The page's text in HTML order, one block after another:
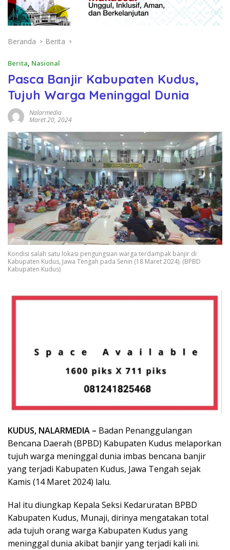
Beranda Berita
Berita, Nasional
Pasca Banjir Kabupaten Kudus,
Tujuh Warga Meninggal Dunia
Nalarmedia
Maret 20, 2024
Kondisi salah satu lokasi pengungsian warga terdampak banjir di
Kabupaten Kudus, Jawa Tengah pada Senin (18 Maret 2024). (BPBD
Kabupaten Kudus)
KUDUS, NALARMEDIA – Badan Penanggulangan
Bencana Daerah (BPBD) Kabupaten Kudus melaporkan
tujuh warga meninggal dunia imbas bencana banjir
yang terjadi Kabupaten Kudus, Jawa Tengah sejak
Kamis (14 Maret 2024) lalu.
Hal itu diungkap Kepala Seksi Kedaruratan BPBD
Kabupaten Kudus, Munaji, dirinya mengatakan total
ada tujuh orang warga Kabupaten Kudus yang
meninggal dunia akibat banjir yang terjadi kali ini.